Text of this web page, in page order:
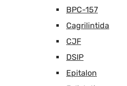
BPC-157
Cagrilintida
CJF
DSIP
Epitalon